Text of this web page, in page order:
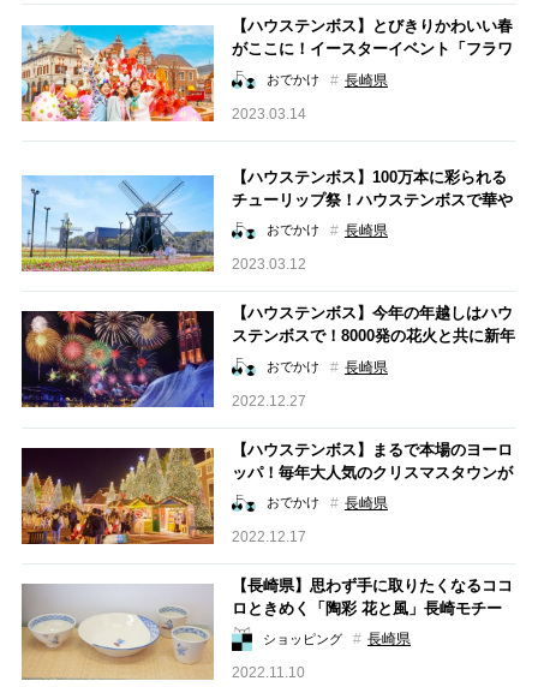
【ハウステンボス】とびきりかわいい春
がここに！イースターイベント「フラワ
ーフェスティバル～花と光のイースター
～」が開催！
おでかけ
長崎県
2023.03.14
【ハウステンボス】100万本に彩られる
チューリップ祭！ハウステンボスで華や
かな春を迎えよう！
おでかけ
長崎県
2023.03.12
【ハウステンボス】今年の年越しはハウ
ステンボスで！8000発の花火と共に新年
を迎える「光の街のカウントダウン 202
3」開催！
おでかけ
長崎県
2022.12.27
【ハウステンボス】まるで本場のヨーロ
ッパ！毎年大人気のクリスマスタウンが
パワーアップ！新登場のアトラクション
も必見！
おでかけ
長崎県
2022.12.17
【長崎県】思わず手に取りたくなるココ
ロときめく「陶彩 花と風」長崎モチー
フの器たち
ショッピング
長崎県
2022.11.10